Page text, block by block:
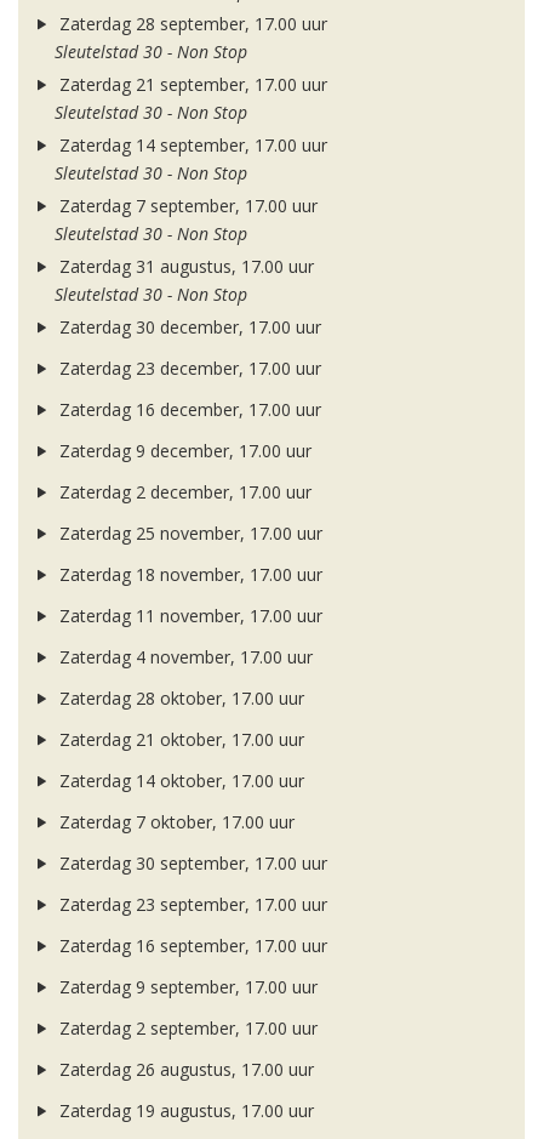
Zaterdag 28 september, 17.00 uur
Sleutelstad 30 - Non Stop
Zaterdag 21 september, 17.00 uur
Sleutelstad 30 - Non Stop
Zaterdag 14 september, 17.00 uur
Sleutelstad 30 - Non Stop
Zaterdag 7 september, 17.00 uur
Sleutelstad 30 - Non Stop
Zaterdag 31 augustus, 17.00 uur
Sleutelstad 30 - Non Stop
Zaterdag 30 december, 17.00 uur
Zaterdag 23 december, 17.00 uur
Zaterdag 16 december, 17.00 uur
Zaterdag 9 december, 17.00 uur
Zaterdag 2 december, 17.00 uur
Zaterdag 25 november, 17.00 uur
Zaterdag 18 november, 17.00 uur
Zaterdag 11 november, 17.00 uur
Zaterdag 4 november, 17.00 uur
Zaterdag 28 oktober, 17.00 uur
Zaterdag 21 oktober, 17.00 uur
Zaterdag 14 oktober, 17.00 uur
Zaterdag 7 oktober, 17.00 uur
Zaterdag 30 september, 17.00 uur
Zaterdag 23 september, 17.00 uur
Zaterdag 16 september, 17.00 uur
Zaterdag 9 september, 17.00 uur
Zaterdag 2 september, 17.00 uur
Zaterdag 26 augustus, 17.00 uur
Zaterdag 19 augustus, 17.00 uur